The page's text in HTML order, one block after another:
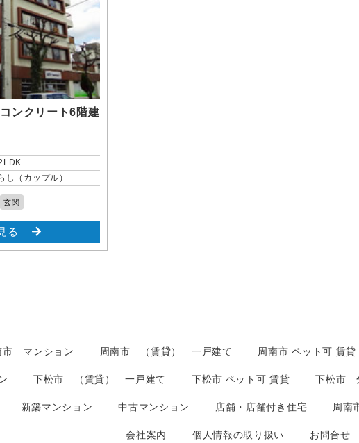
ンクリート6階建
し（カップル）
玄関
る
市 マンション 周南市 （賃貸） 一戸建て 周南市 ペット可 賃貸
下松市 （賃貸） 一戸建て 下松市 ペット可 賃貸 下松市
新築マンション 中古マンション 店舗・店舗付き住宅 周南
会社案内 個人情報の取り扱い お問合せ